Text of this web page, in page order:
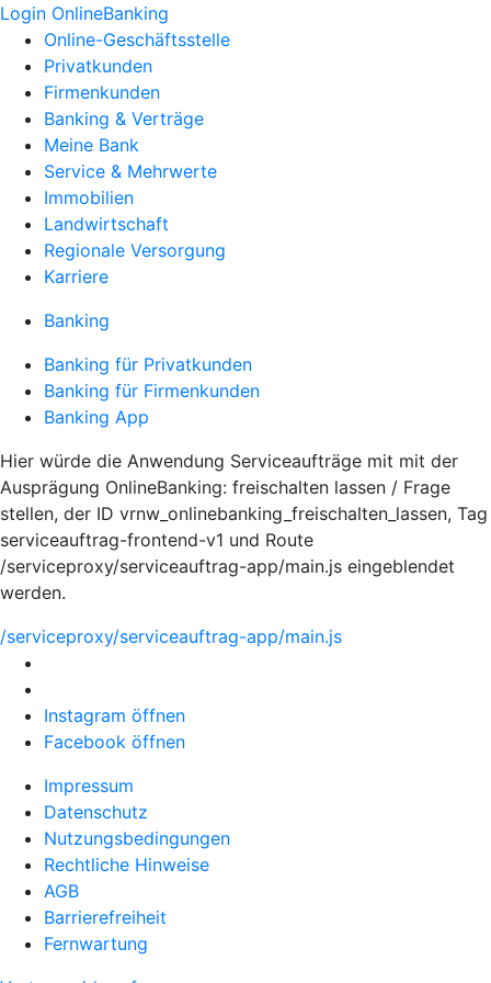
Login OnlineBanking
Online-Geschäftsstelle
Privatkunden
Firmenkunden
Banking & Verträge
Meine Bank
Service & Mehrwerte
Immobilien
Landwirtschaft
Regionale Versorgung
Karriere
Banking
Banking für Privatkunden
Banking für Firmenkunden
Banking App
Hier würde die Anwendung Serviceaufträge mit mit der
Ausprägung OnlineBanking: freischalten lassen / Frage
stellen, der ID vrnw_onlinebanking_freischalten_lassen, Tag
serviceauftrag-frontend-v1 und Route
/serviceproxy/serviceauftrag-app/main.js eingeblendet
werden.
/serviceproxy/serviceauftrag-app/main.js
Instagram öffnen
Facebook öffnen
Impressum
Datenschutz
Nutzungsbedingungen
Rechtliche Hinweise
AGB
Barrierefreiheit
Fernwartung